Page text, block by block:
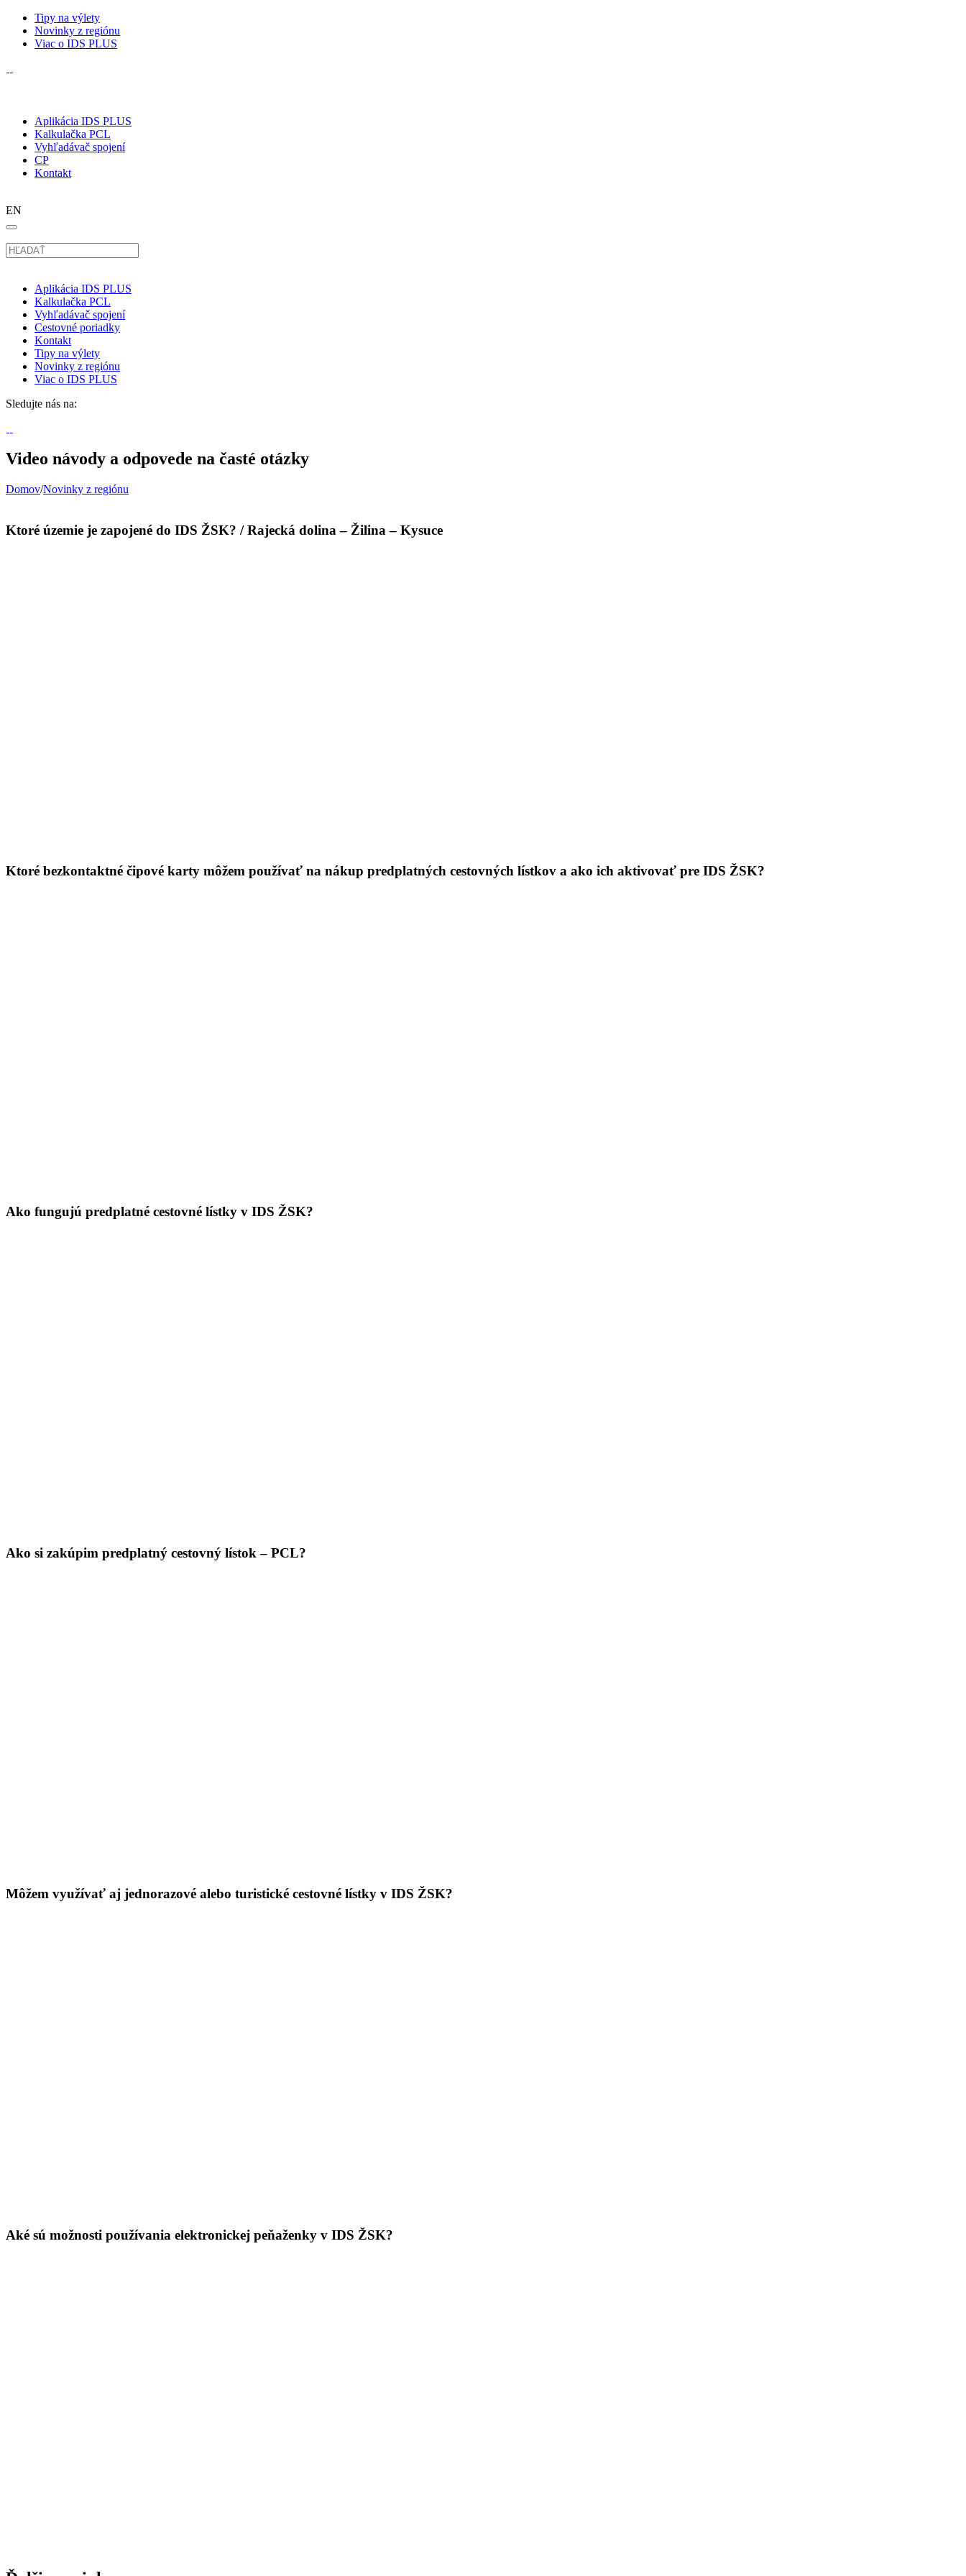
Tipy na výlety
Novinky z regiónu
Viac o IDS PLUS
Aplikácia IDS PLUS
Kalkulačka PCL
Vyhľadávač spojení
CP
Kontakt
EN
Aplikácia IDS PLUS
Kalkulačka PCL
Vyhľadávač spojení
Cestovné poriadky
Kontakt
Tipy na výlety
Novinky z regiónu
Viac o IDS PLUS
Sledujte nás na:
Video návody a odpovede na časté otázky
Domov/Novinky z regiónu
Ktoré územie je zapojené do IDS ŽSK? / Rajecká dolina – Žilina – Kysuce
Ktoré bezkontaktné čipové karty môžem používať na nákup predplatných cestovných lístkov a ako ich aktivovať pre IDS ŽSK?
Ako fungujú predplatné cestovné lístky v IDS ŽSK?
Ako si zakúpim predplatný cestovný lístok – PCL?
Môžem využívať aj jednorazové alebo turistické cestovné lístky v IDS ŽSK?
Aké sú možnosti používania elektronickej peňaženky v IDS ŽSK?